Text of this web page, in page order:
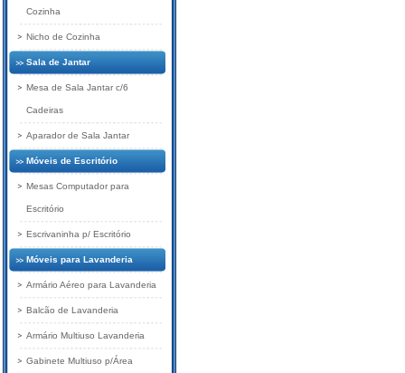
Cozinha
Nicho de Cozinha
Sala de Jantar
Mesa de Sala Jantar c/6
Cadeiras
Aparador de Sala Jantar
Móveis de Escritório
Mesas Computador para
Escritório
Escrivaninha p/ Escritório
Móveis para Lavanderia
Armário Aéreo para Lavanderia
Balcão de Lavanderia
Armário Multiuso Lavanderia
Gabinete Multiuso p/Área